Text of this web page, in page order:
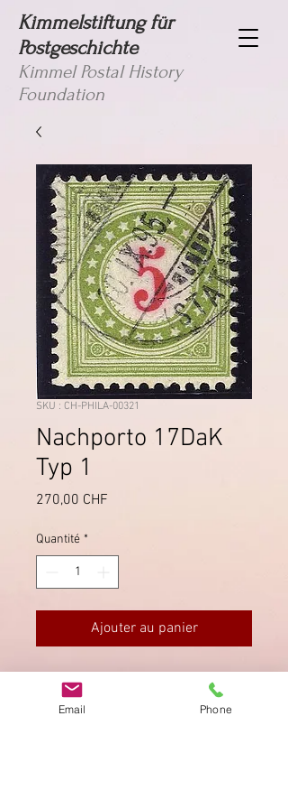
Kimmelstiftung für
Postgeschichte
Kimmel Postal History
Foundation
SKU : CH-PHILA-00321
Nachporto 17DaK
Typ 1
270,00 CHF
Quantité *
Ajouter au panier
Seltene Typ 1 in gutem Zustand,
unten links ganz leicht
Email Phone